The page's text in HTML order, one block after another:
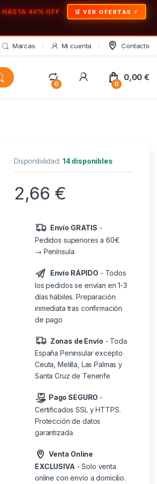
HASTA 40% OFF 🛒 VER OFERTAS
Marcas Mi cuenta Contacto
0
My Account
0
0,00€
Disponibilidad: 14 disponibles
2,66 €
Envío GRATIS -
Pedidos superiores a 60€
→ Península
Envío RÁPIDO - Todos
los pedidos se envían en 1-3
días hábiles. Preparación
inmediata tras confirmación
de pago
Zonas de Envío - Toda
España Peninsular excepto
Ceuta, Melilla, Las Palmas y
Santa Cruz de Tenerife
Pago SEGURO -
Certificados SSL y HTTPS.
Protección de datos
garantizada
Venta Online
EXCLUSIVA - Solo venta
online con envío a domicilio.